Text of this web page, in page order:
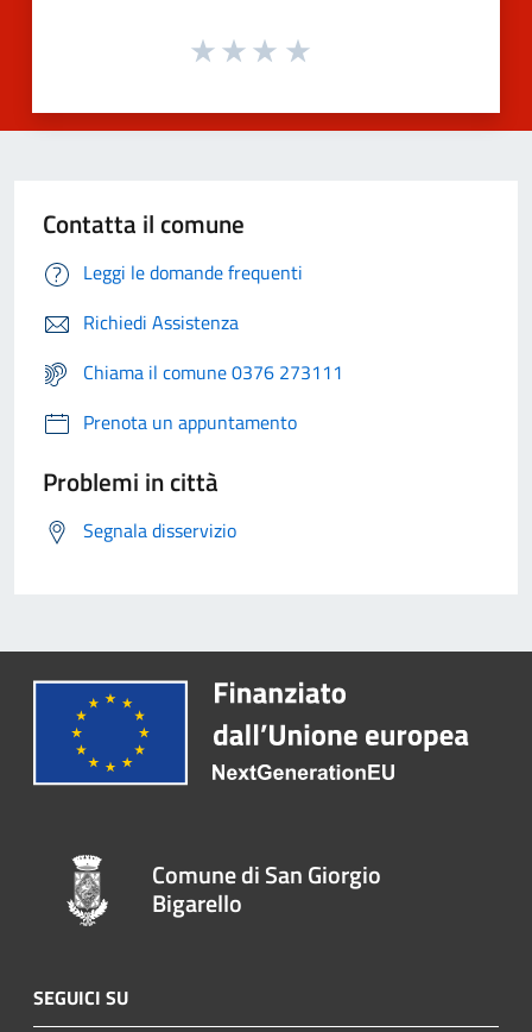
Contatta il comune
Leggi le domande frequenti
Richiedi Assistenza
Chiama il comune 0376 273111
Prenota un appuntamento
Problemi in città
Segnala disservizio
Comune di San Giorgio
Bigarello
SEGUICI SU